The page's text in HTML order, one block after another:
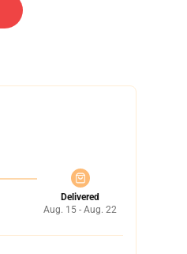
Delivered
Aug. 15 - Aug. 22